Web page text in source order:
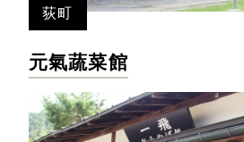
荻町
元氣蔬菜館